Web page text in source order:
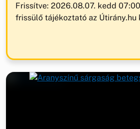
Frissítve: 2026.08.07. kedd
frissülő tájékoztató az Útirány.hu